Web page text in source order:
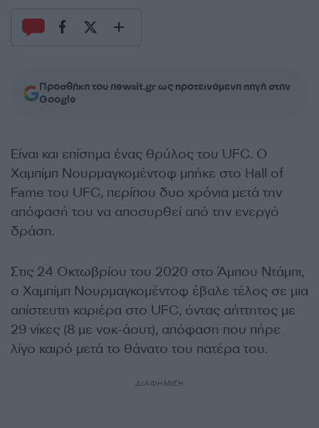
Προσθήκη του newsit.gr ως προτεινόμενη πηγή στην
Google
Είναι και επίσημα ένας θρύλος του UFC. Ο
Χαμπίμπ Νουρμαγκομέντοφ μπήκε στο Hall of
Fame του UFC, περίπου δυο χρόνια μετά την
απόφασή του να αποσυρθεί από την ενεργό
δράση.
Στις 24 Οκτωβρίου του 2020 στο Άμπου Ντάμπι,
ο Χαμπίμπ Νουρμαγκομέντοφ έβαλε τέλος σε μια
απίστευτη καριέρα στο UFC, όντας αήττητος με
29 νίκες (8 με νοκ-άουτ), απόφαση που πήρε
λίγο καιρό μετά το θάνατο του πατέρα του.
ΔΙΑΦΗΜΙΣΗ